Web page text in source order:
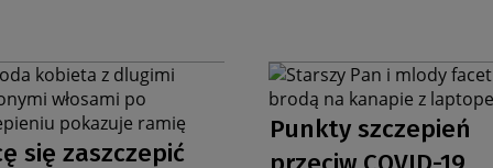
się zaszczepić
Punkty szczepień
Data
aktualności
Grafika
na
stronę
zbiorczą